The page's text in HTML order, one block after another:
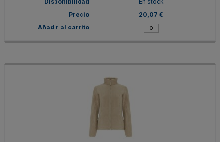
En stock
20,07 €